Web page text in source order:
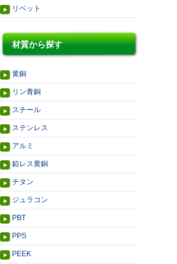
リベット
材質から探す
黄銅
リン青銅
スチール
ステンレス
アルミ
鉛レス黄銅
チタン
ジュラコン
PBT
PPS
PEEK